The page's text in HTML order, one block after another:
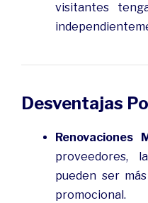
visitantes
Desventajas
Renovaciones
proveedores,
pueden ser
promocional.